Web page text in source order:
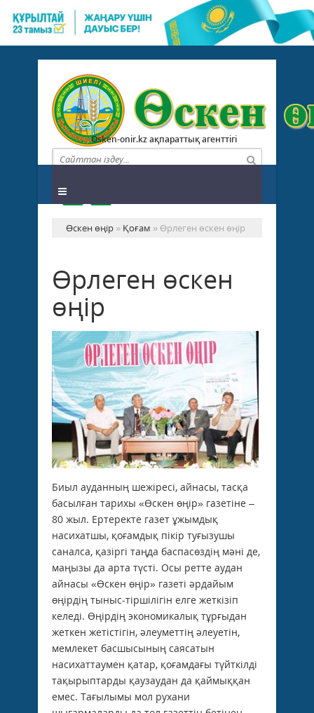
Osken-onir.kz ақпараттық агенттігі
Өскен өңір » Қоғам » Өрлеген өскен өңір
Өрлеген өскен
өңір
Биыл ауданның шежіресі, айнасы, тасқа
басылған тарихы «Өскен өңір» газетіне –
80 жыл. Ертеректе газет ұжымдық
насихатшы, қоғамдық пікір туғызушы
саналса, қазіргі таңда баспасөздің мәні де,
маңызы да арта түсті. Осы ретте аудан
айнасы «Өскен өңір» газеті әрдайым
өңірдің тыныс-тіршілігін елге жеткізіп
келеді. Өңірдің экономикалық тұрғыдан
жеткен жетістігін, әлеуметтің әлеуетін,
мемлекет басшысының саясатын
насихаттаумен қатар, қоғамдағы түйткілді
тақырыптарды қаузаудан да қаймыққан
емес. Тағылымы мол рухани